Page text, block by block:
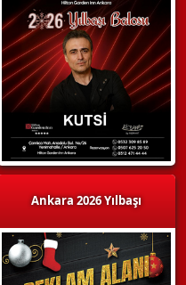
Ankara 2026 Yılbaşı